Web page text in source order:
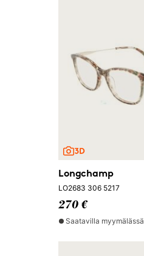
Longchamp
LO2683 306 5217
270 €
Saatavilla myymälässä